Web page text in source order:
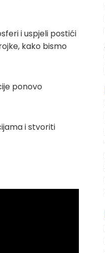
i uspjeli postići
kako bismo
ponovo
i stvoriti